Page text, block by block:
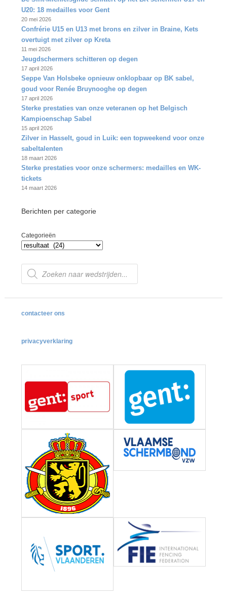
U20: 18 medailles voor Gent
20 mei 2026
Confrérie U15 en U13 met brons en zilver in Braine, Kets
overtuigt met zilver op Kreta
11 mei 2026
Jeugdschermers schitteren op degen
17 april 2026
Seppe Van Holsbeke opnieuw onklopbaar op BK sabel,
goud voor Renée Bruynooghe op degen
17 april 2026
Sterke prestaties van onze veteranen op het Belgisch
Kampioenschap Sabel
15 april 2026
Zilver in Hasselt, goud in Luik: een topweekend voor onze
sabeltalenten
18 maart 2026
Sterke prestaties voor onze schermers: medailles en WK-
tickets
14 maart 2026
Berichten per categorie
Categorieën
Producten
zoeken
contacteer ons
privacyverklaring